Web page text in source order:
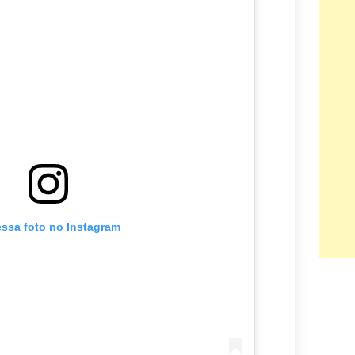
foto no Instagram